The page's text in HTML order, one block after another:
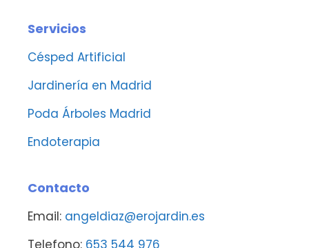
Servicios
Césped Artificial
Jardinería en Madrid
Poda Árboles Madrid
Endoterapia
Contacto
Email: angeldiaz@erojardin.es
Telefono: 653 544 976